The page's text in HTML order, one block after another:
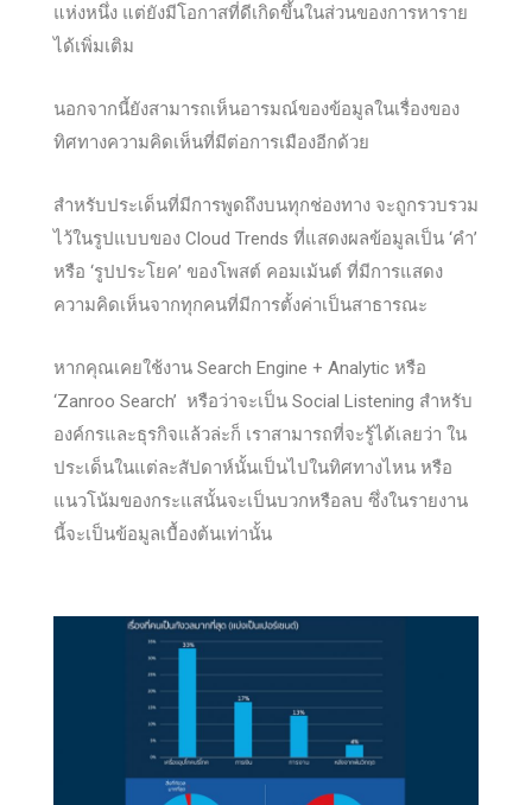
แห่งหนึ่ง แต่ยังมีโอกาสที่ดีเกิดขึ้นในส่วนของการหาราย
ได้เพิ่มเติม
นอกจากนี้ยังสามารถเห็นอารมณ์ของข้อมูลในเรื่องของ
ทิศทางความคิดเห็นที่มีต่อการเมืองอีกด้วย
สำหรับประเด็นที่มีการพูดถึงบนทุกช่องทาง จะถูกรวบรวม
ไว้ในรูปแบบของ Cloud Trends ที่แสดงผลข้อมูลเป็น ‘คำ’
หรือ ‘รูปประโยค’ ของโพสต์ คอมเม้นต์ ที่มีการแสดง
ความคิดเห็นจากทุกคนที่มีการตั้งค่าเป็นสาธารณะ
หากคุณเคยใช้งาน Search Engine + Analytic หรือ
‘Zanroo Search’ หรือว่าจะเป็น Social Listening สำหรับ
องค์กรและธุรกิจแล้วล่ะก็ เราสามารถที่จะรู้ได้เลยว่า ใน
ประเด็นในแต่ละสัปดาห์นั้นเป็นไปในทิศทางไหน หรือ
แนวโน้มของกระแสนั้นจะเป็นบวกหรือลบ ซึ่งในรายงาน
นี้จะเป็นข้อมูลเบื้องต้นเท่านั้น